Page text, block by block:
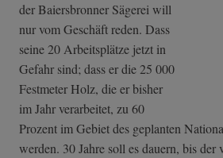
der Baiersbronner Sägerei will
nur vom Geschäft reden. Dass
seine 20 Arbeitsplätze jetzt in
Gefahr sind; dass er die 25 000
Festmeter Holz, die er bisher
im Jahr verarbeitet, zu 60
Prozent im Gebiet des geplanten
werden. 30 Jahre soll es dauern, bis der